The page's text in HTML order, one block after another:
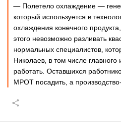
— Полетело охлаждение —
который используется в
охлаждения конечного
этого невозможно разливать
нормальных специалистов,
Николаев, в том числе
работать. Оставшихся
МРОТ посадить, а